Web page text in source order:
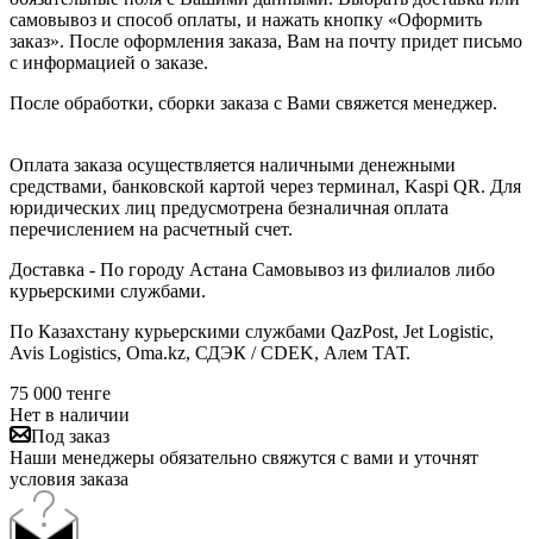
самовывоз и способ оплаты, и нажать кнопку «Оформить
заказ». После оформления заказа, Вам на почту придет письмо
с информацией о заказе.
После обработки, сборки заказа с Вами свяжется менеджер.
Оплата заказа осуществляется наличными денежными
средствами, банковской картой через терминал, Kaspi QR. Для
юридических лиц предусмотрена безналичная оплата
перечислением на расчетный счет.
Доставка - По городу Астана Самовывоз из филиалов либо
курьерскими службами.
По Казахстану курьерскими службами QazPost, Jet Logistic,
Avis Logistics, Oma.kz, СДЭК / CDEK, Алем ТАТ.
75 000 тенге
Нет в наличии
Под заказ
Наши менеджеры обязательно свяжутся с вами и уточнят
условия заказа